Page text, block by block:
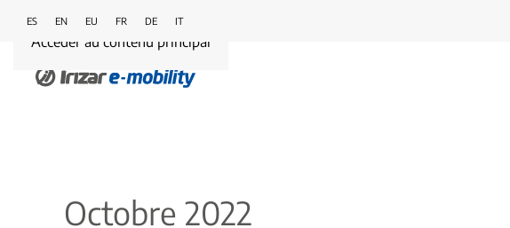
Accéder au contenu principal
ES EN EU FR DE IT
Octobre 2022